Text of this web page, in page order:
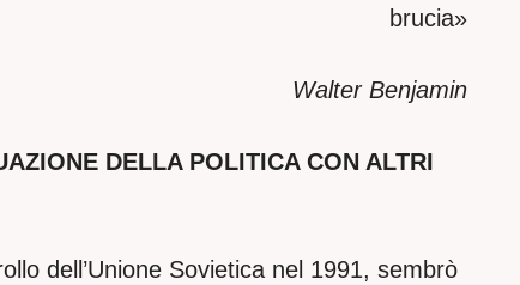
brucia»
Walter Benjamin
DELLA POLITICA CON ALTRI
dell’Unione Sovietica nel 1991, sembrò